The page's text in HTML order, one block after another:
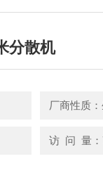
分散机
厂商性质
访 问 量：